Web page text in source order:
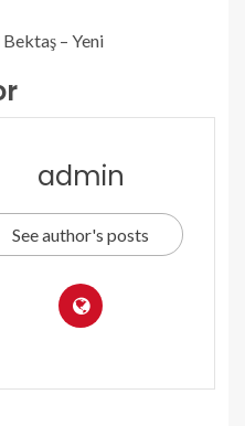
– Yeni
admin
See author's posts